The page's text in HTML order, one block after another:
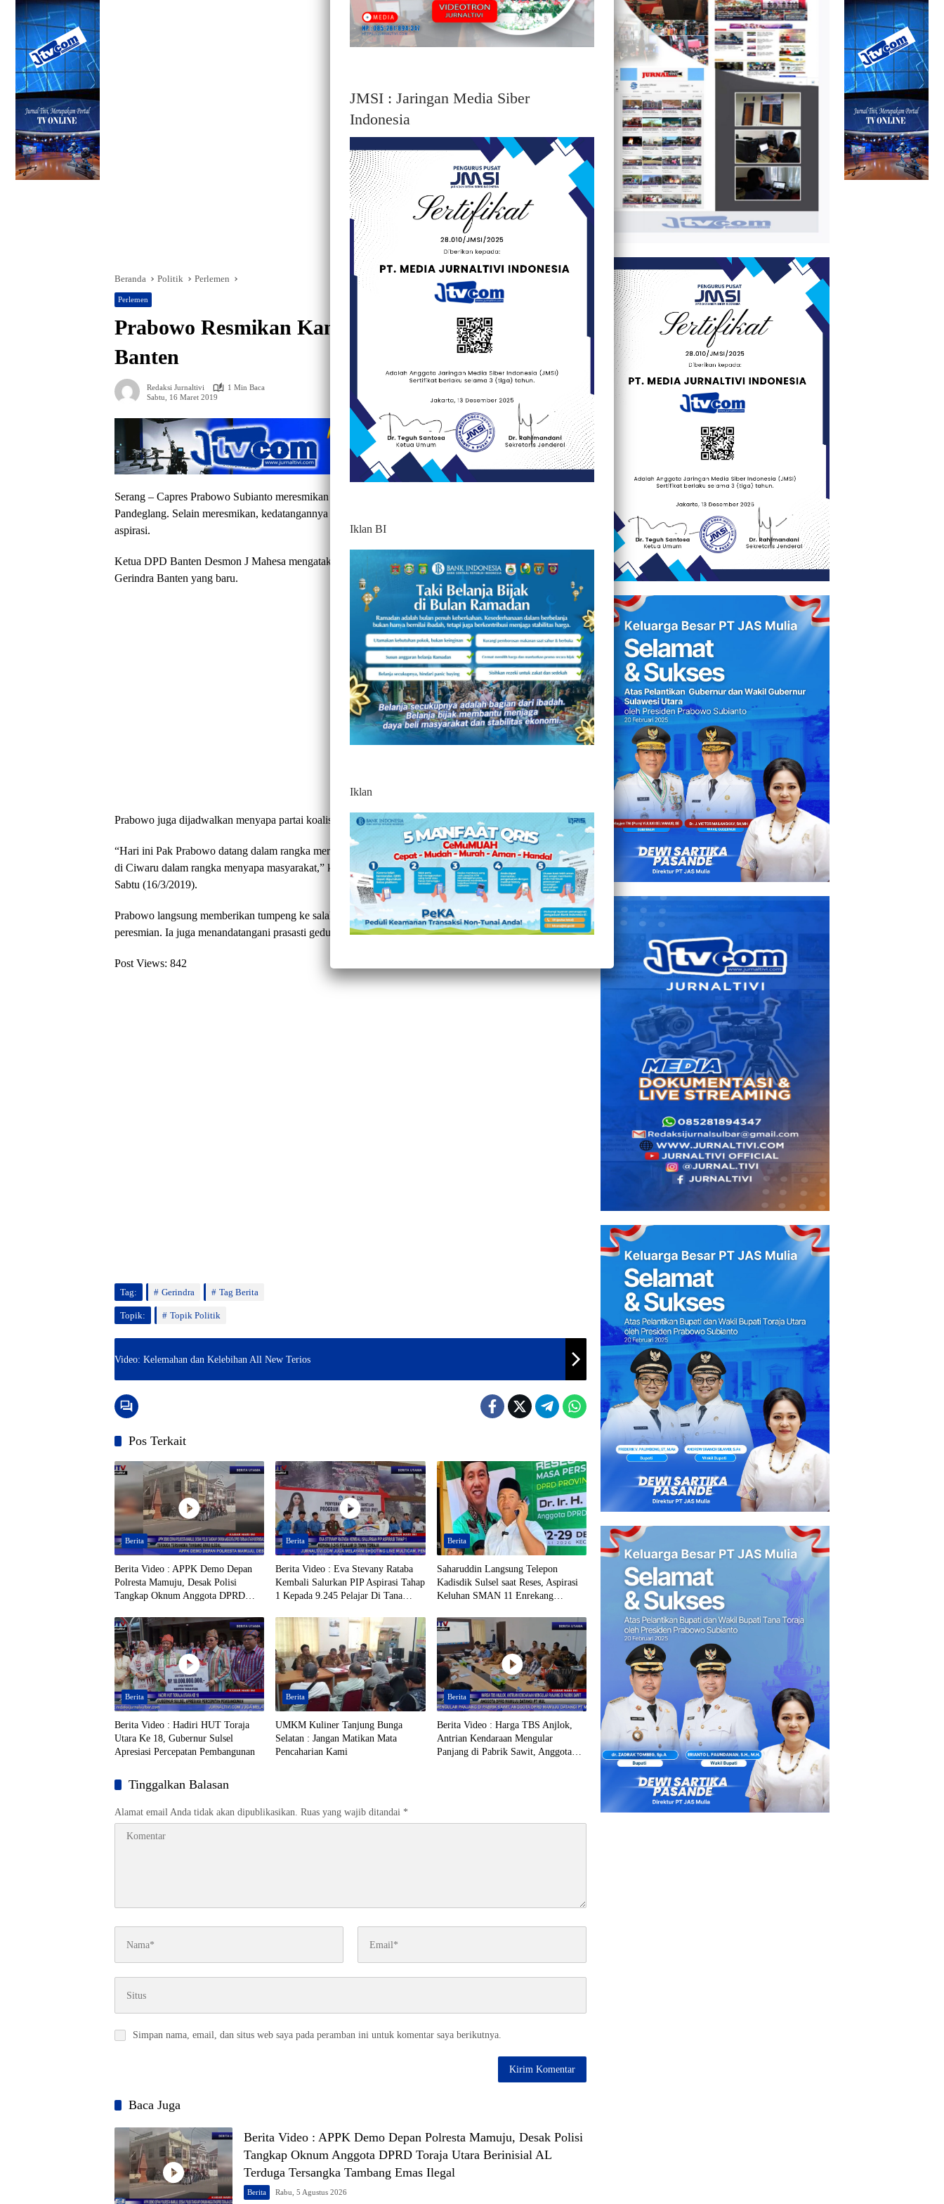
Beranda Politik Perlemen
Perlemen
Prabowo Resmikan Kantor DPD Gerindra di
Banten
Redaksi Jurnaltivi
1 Min Baca
Sabtu, 16 Maret 2019
842
Serang – Capres Prabowo Subianto meresmikan kantor baru DPD Gerindra Banten di Jalan Serang-
Pandeglang. Selain meresmikan, kedatangannya ke Banten akan bertemu dengan pendukung di rumah
aspirasi.
Ketua DPD Banten Desmon J Mahesa mengatakan, Prabowo secara khusus meresmikan rumah partai
Gerindra Banten yang baru.
Prabowo juga dijadwalkan menyapa partai koalisi, relawan dan masyarakat Banten.
“Hari ini Pak Prabowo datang dalam rangka meresmikan DPD partai, kedua akan ke rumah aspirasi saya
di Ciwaru dalam rangka menyapa masyarakat,” kata Desmon singkat di Jalan Serang-Pandeglang, Banten,
Sabtu (16/3/2019).
Prabowo langsung memberikan tumpeng ke salah satu tokoh Banten Buya Humaid Tanara sebagai prosesi
peresmian. Ia juga menandatangani prasasti gedung DPD Gerindra.
Post Views: 842
Tag: Gerindra Tag Berita
Topik: Topik Politik
Video: Kelemahan dan Kelebihan All New Terios
Pos Terkait
Berita
Berita Video : APPK Demo Depan
Polresta Mamuju, Desak Polisi
Tangkap Oknum Anggota DPRD
Tersangka Tambang Emas Ilegal
Berita
Berita Video : Eva Stevany Rataba
Kembali Salurkan PIP Aspirasi Tahap
1 Kepada 9.245 Pelajar Di Tana
Berita
Saharuddin Langsung Telepon
Kadisdik Sulsel saat Reses, Aspirasi
Keluhan SMAN 11 Enrekang
Berita
Berita Video : Hadiri HUT Toraja
Utara Ke 18, Gubernur Sulsel
Apresiasi Percepatan Pembangunan
Berita
UMKM Kuliner Tanjung Bunga
Selatan : Jangan Matikan Mata
Pencaharian Kami
Berita
Berita Video : Harga TBS Anjlok,
Antrian Kendaraan Mengular
Panjang di Pabrik Sawit, Anggota
Tinggalkan Balasan
Alamat email Anda tidak akan dipublikasikan. Ruas yang wajib ditandai *
Simpan nama, email, dan situs web saya pada peramban ini untuk komentar saya berikutnya.
Baca Juga
Berita Video : APPK Demo Depan Polresta Mamuju, Desak Polisi
Tangkap Oknum Anggota DPRD Toraja Utara Berinisial AL
Terduga Tersangka Tambang Emas Ilegal
Berita Rabu, 5 Agustus 2026
JMSI : Jaringan Media Siber
Indonesia
Iklan BI
Iklan